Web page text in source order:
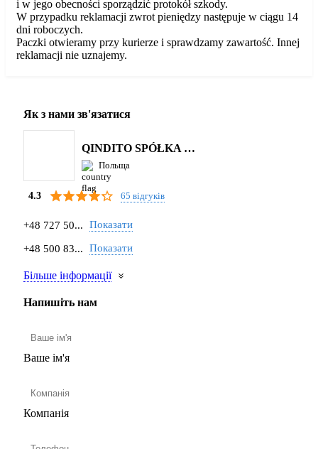
i w jego obecności sporządzić protokół szkody.
W przypadku reklamacji zwrot pieniędzy następuje w ciągu 14
dni roboczych.
Paczki otwieramy przy kurierze i sprawdzamy zawartość. Innej
reklamacji nie uznajemy.
Як з нами зв'язатися
QINDITO SPÓŁKA Z OGRANICZONĄ ODPOWIEDZIALNOŚCIĄ
Польща
4.3 65 відгуків
+48 727 50... Показати
+48 500 83... Показати
Більше інформації
Напишіть нам
Ваше ім'я
Компанія